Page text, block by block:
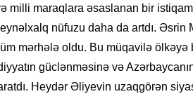
milli maraqlara əsaslanan bir
nüfuzu daha da artdı. Əsrin
mərhələ oldu. Bu müqavilə
güclənməsinə və
Heydər Əliyevin uzaqgörən